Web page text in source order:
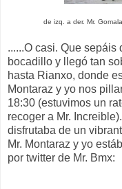
de izq. a der. Mr.
......O casi. Que sepáis
bocadillo y llegó tan
hasta Rianxo, donde
Montaraz y yo nos
18:30 (estuvimos un
recoger a Mr.
disfrutaba de un
Mr. Montaraz y yo
por twitter de Mr. Bmx: